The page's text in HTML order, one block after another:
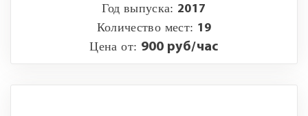
Год выпуска: 2017
Количество мест: 19
Цена от: 900 руб/час